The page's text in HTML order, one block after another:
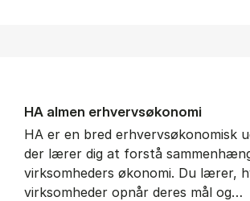
HA al­men erhvervs­økonomi
HA er en bred erhvervsøkonomisk
der lærer dig at forstå
virksomheders økonomi. Du lærer,
virksomheder opnår deres mål og…